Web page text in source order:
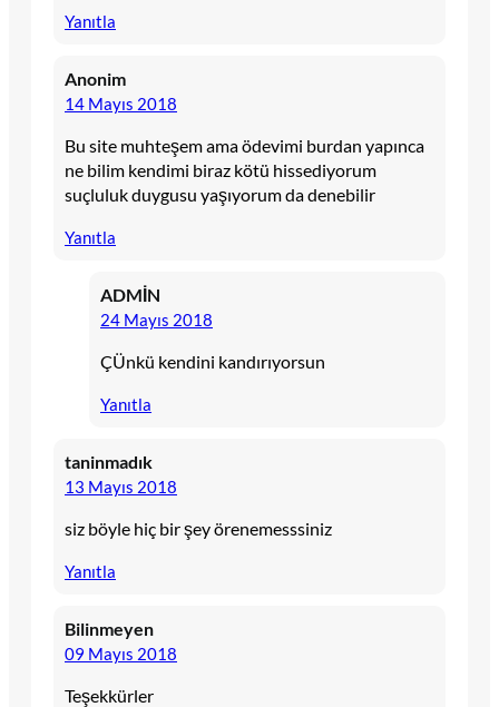
Yanıtla
Anonim
14 Mayıs 2018
Bu site muhteşem ama ödevimi burdan yapınca
ne bilim kendimi biraz kötü hissediyorum
suçluluk duygusu yaşıyorum da denebilir
Yanıtla
ADMİN
24 Mayıs 2018
ÇÜnkü kendini kandırıyorsun
Yanıtla
taninmadık
13 Mayıs 2018
siz böyle hiç bir şey örenemesssiniz
Yanıtla
Bilinmeyen
09 Mayıs 2018
Teşekkürler